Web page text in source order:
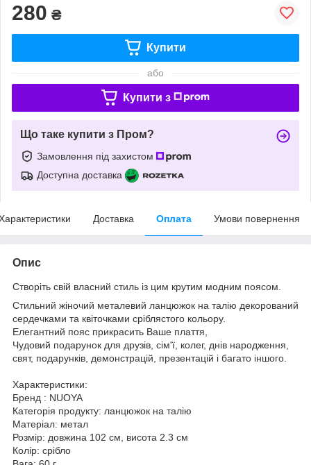
280 ₴
Купити
або
Купити з
Що таке купити з Пром?
Замовлення під захистом
Доступна доставка
Доставка Оплата Умови повернення
Опис
Створіть свій власний стиль із цим крутим модним поясом.
Стильний жіночий металевий ланцюжок на талію декорований
сердечками та квіточками сріблястого кольору.
Елегантний пояс прикрасить Ваше плаття,
Чудовий подарунок для друзів, сім'ї, колег, днів народження,
свят, подарунків, демонстрацій, презентацій і багато іншого.
Характеристики:
Бренд : NUOYA
Категорія продукту: ланцюжок на талію
Матеріал: метал
Розмір: довжина 102 см, висота 2.3 см
Колір: срібло